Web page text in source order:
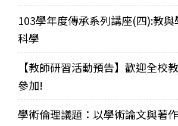
103學年度傳承系列講座(四):教
科學
【教師研習活動預告】歡迎全校
參加!
學術倫理議題：以學術論文與著